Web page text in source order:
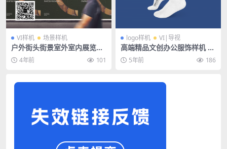
VI样机 场景样机
户外街头街景室外室内展览画
展海报广告场景PSD展示样机
4年前 101
logo样机 VI|导视
高端精品文创办公服饰样机 —
袜子长袜
5年前 186